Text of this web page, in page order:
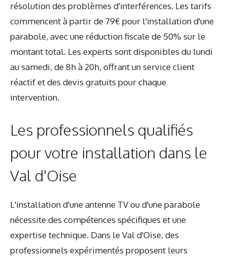
résolution des problèmes d'interférences. Les tarifs
commencent à partir de 79€ pour l'installation d'une
parabole, avec une réduction fiscale de 50% sur le
montant total. Les experts sont disponibles du lundi
au samedi, de 8h à 20h, offrant un service client
réactif et des devis gratuits pour chaque
intervention.
Les professionnels qualifiés
pour votre installation dans le
Val d'Oise
L'installation d'une antenne TV ou d'une parabole
nécessite des compétences spécifiques et une
expertise technique. Dans le Val d'Oise, des
professionnels expérimentés proposent leurs